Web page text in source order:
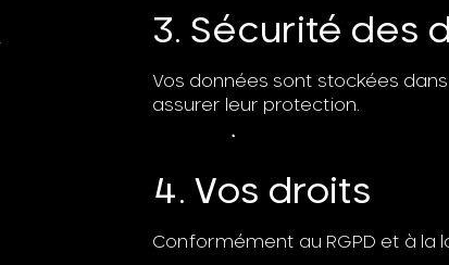
3. Sécurité des
Vos données sont stockées
assurer leur protection.
4. Vos droits
Conformément au RGPD et à la